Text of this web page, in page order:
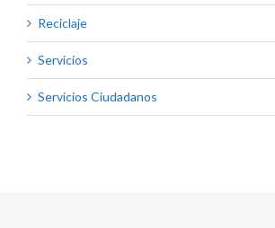
Reciclaje
Servicios
Servicios Ciudadanos